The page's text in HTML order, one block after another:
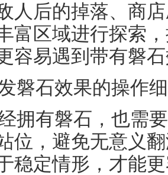
人后的掉落、商
富区域进行探索
容易遇到带有磐
磐石效果的操作
拥有磐石，也需
位，避免无意义
稳定情形，才能